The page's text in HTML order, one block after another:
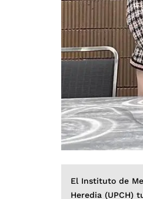
El Instituto de
Heredia (UPCH)